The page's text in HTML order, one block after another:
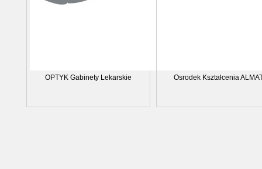
OPTYK Gabinety Lekarskie Osrodek Kształcenia